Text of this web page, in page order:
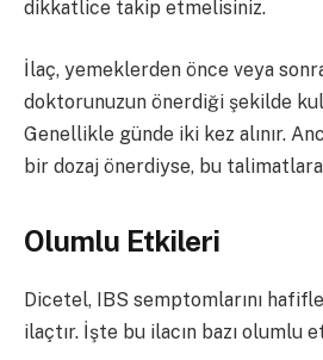
dikkatlice takip etmelisiniz.
İlaç, yemeklerden önce veya
doktorunuzun önerdiği şekilde
Genellikle günde iki kez alınır.
bir dozaj önerdiyse, bu
Olumlu Etkileri
Dicetel, IBS semptomlarını
ilaçtır. İşte bu ilacın bazı olumlu